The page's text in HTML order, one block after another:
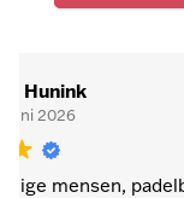
was super,